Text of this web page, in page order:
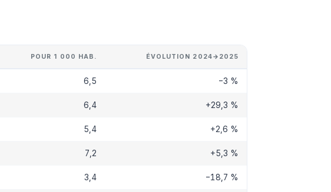
POUR 1 000 HAB. ÉVOLUTION 2024→2025
6,5 −3 %
6,4 +29,3 %
5,4 +2,6 %
7,2 +5,3 %
3,4 −18,7 %